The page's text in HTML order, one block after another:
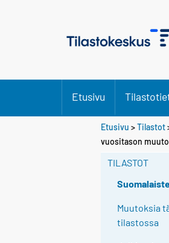
Etusivu
Etusivu >Tilastot
vuositason
TILASTOT
Muutoksia
tilastossa